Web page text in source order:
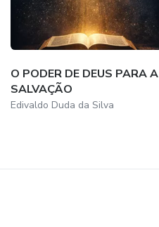
O PODER DE DEUS PARA A
SALVAÇÃO
Edivaldo Duda da Silva